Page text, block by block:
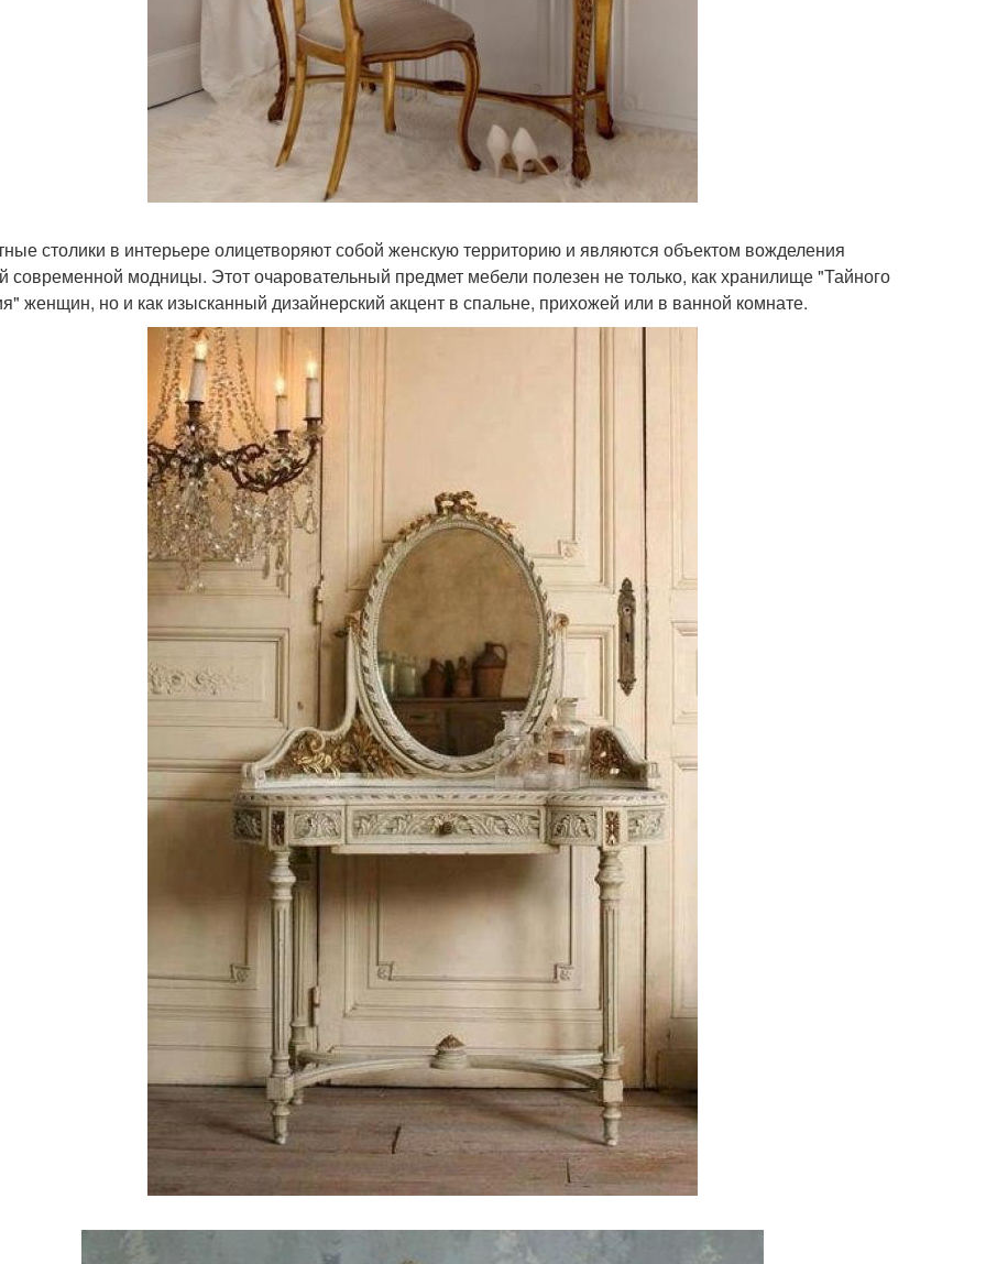
столики в интерьере олицетворяют собой женскую территорию и являются объектом вожделения
современной модницы. Этот очаровательный предмет мебели полезен не только, как хранилище "Тайного
женщин, но и как изысканный дизайнерский акцент в спальне, прихожей или в ванной комнате.